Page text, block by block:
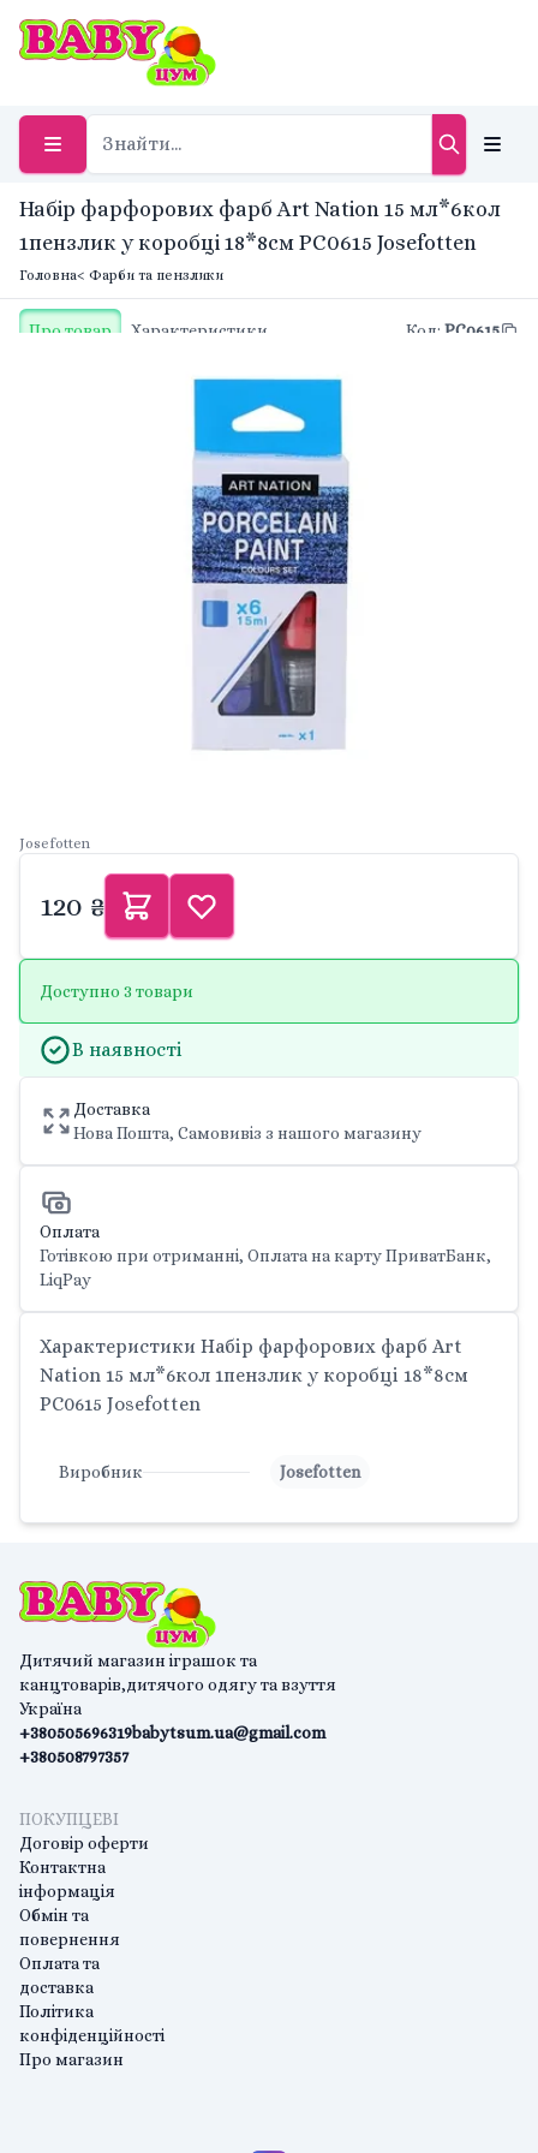
Набір фарфорових фарб Art Nation 15 мл*6кол
1пензлик у коробці 18*8см PC0615 Josefotten
Головна< Фарби та пензлики
Про товар Характеристики Код: PC0615
Josefotten
120 ₴
Доступно 3 товари
В наявності
Доставка
Нова Пошта, Самовивіз з нашого магазину
Оплата
Готівкою при отриманні, Оплата на карту ПриватБанк,
LiqPay
Характеристики Набір фарфорових фарб Art
Nation 15 мл*6кол 1пензлик у коробці 18*8см
PC0615 Josefotten
Виробник Josefotten
Дитячий магазин іграшок та
канцтоварів,дитячого одягу та взуття
Україна
+380505696319
+380508797357
babytsum.ua@gmail.com
ПОКУПЦЕВІ
Договір оферти
Контактна
інформація
Обмін та
повернення
Оплата та
доставка
Політика
конфіденційності
Про магазин